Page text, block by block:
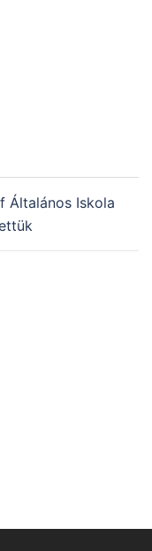
Általános Iskola